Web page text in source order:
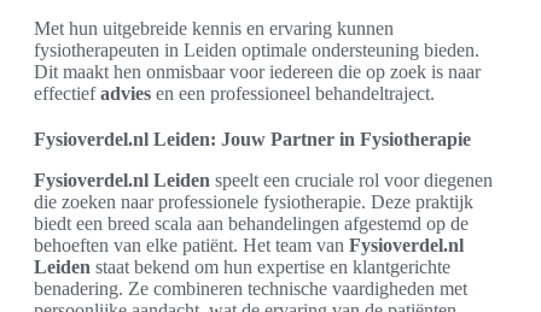
Met hun uitgebreide kennis en ervaring kunnen
fysiotherapeuten in Leiden optimale ondersteuning bieden.
Dit maakt hen onmisbaar voor iedereen die op zoek is naar
effectiefadvies en een professioneel behandeltraject.
Fysioverdel.nl Leiden: Jouw Partner in Fysiotherapie
Fysioverdel.nl Leiden speelt een cruciale rol voor diegenen
die zoeken naar professionele fysiotherapie. Deze praktijk
biedt een breed scala aan behandelingen afgestemd op de
behoeften van elke patiënt. Het team van Fysioverdel.nl
Leiden staat bekend om hun expertise en klantgerichte
benadering. Ze combineren technische vaardigheden met